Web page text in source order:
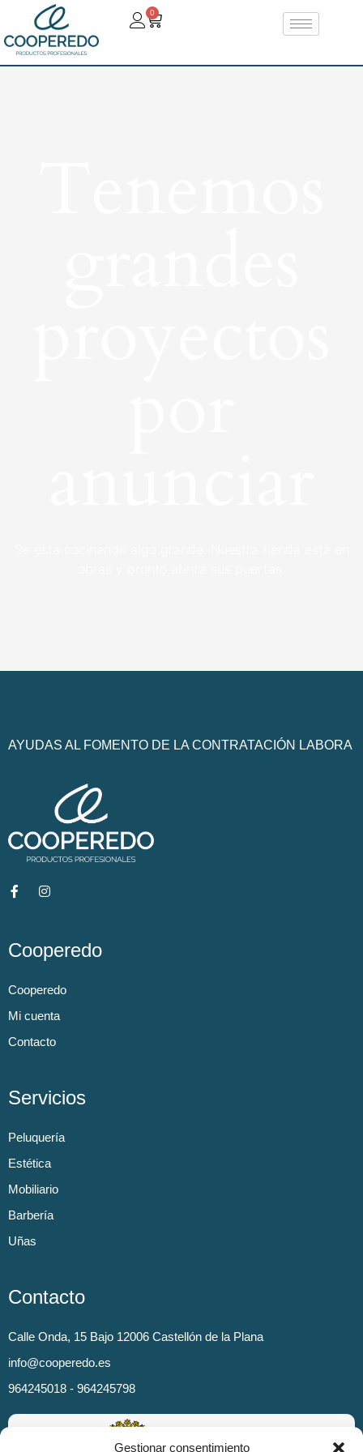
Gestionar consentimiento
0
AYUDAS AL FOMENTO DE LA CONTRATACIÓN LABORA
Cooperedo
Cooperedo
Mi cuenta
Contacto
Servicios
Peluquería
Estética
Mobiliario
Barbería
Uñas
Contacto
Calle Onda, 15 Bajo 12006 Castellón de la Plana
info@cooperedo.es
964245018 - 964245798